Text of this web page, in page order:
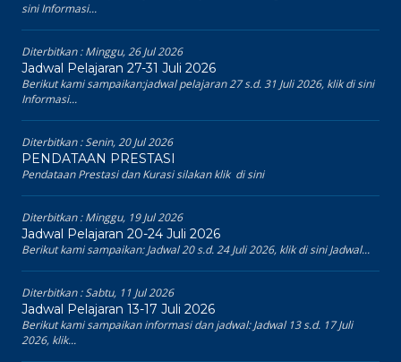
sini Informasi...
Diterbitkan :Minggu, 26 Jul 2026
Jadwal Pelajaran 27-31 Juli 2026
Berikut kami sampaikan:jadwal pelajaran 27 s.d. 31 Juli 2026, klik di sini
Informasi...
Diterbitkan :Senin, 20 Jul 2026
PENDATAAN PRESTASI
Pendataan Prestasi dan Kurasi silakan klik di sini
Diterbitkan :Minggu, 19 Jul 2026
Jadwal Pelajaran 20-24 Juli 2026
Berikut kami sampaikan: Jadwal 20 s.d. 24 Juli 2026, klik di sini Jadwal...
Diterbitkan :Sabtu, 11 Jul 2026
Jadwal Pelajaran 13-17 Juli 2026
Berikut kami sampaikan informasi dan jadwal: Jadwal 13 s.d. 17 Juli
2026, klik...